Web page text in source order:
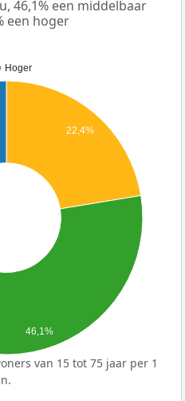
46,1% een middelbaar
een hoger
Hoger
22,4%
46,1%
van 15 tot 75 jaar per 1